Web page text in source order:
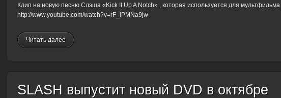
Клип на новую песню Слэша «Kick It Up A Notch» , которая используется для
http://www.youtube.com/watch?v=rF_lPMNa9jw
Читать далее
SLASH выпустит новый DVD в октябре